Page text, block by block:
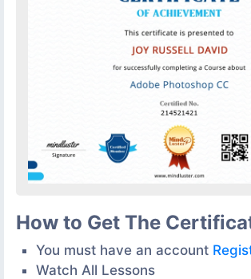
How to Get The
You must have an account
Watch All Lessons